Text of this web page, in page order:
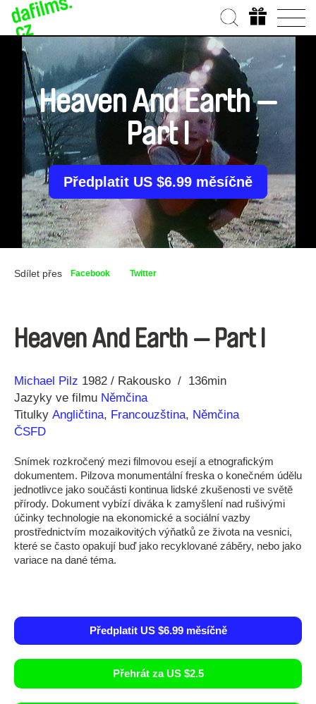
Heaven And Earth —
Part I
Předplatit US $6.99 měsíčně
Sdílet přes Facebook Twitter
Heaven And Earth — Part I
Režie
Michael Pilz
Rok 1982 Rakousko
136min
Jazyky ve filmu Němčina
Titulky Angličtina, Francouzština, Němčina
ČSFD
Snímek rozkročený mezi filmovou esejí a etnografickým
dokumentem. Pilzova monumentální freska o konečném údělu
jednotlivce jako součásti kontinua lidské zkušenosti ve světě
přírody. Dokument vybízí diváka k zamyšlení nad rušivými
účinky technologie na ekonomické a sociální vazby
prostřednictvím mozaikovitých výňatků ze života na vesnici,
které se často opakují buď jako recyklované záběry, nebo jako
variace na dané téma.
Předplatit US $6.99 měsíčně
Přehrát za US $2.5